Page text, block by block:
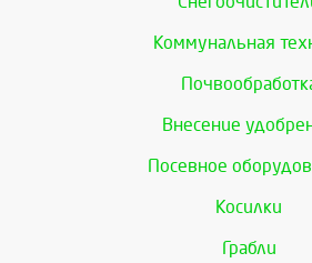
Коммунальная
Внесение
Посевное
Косилки
Грабли